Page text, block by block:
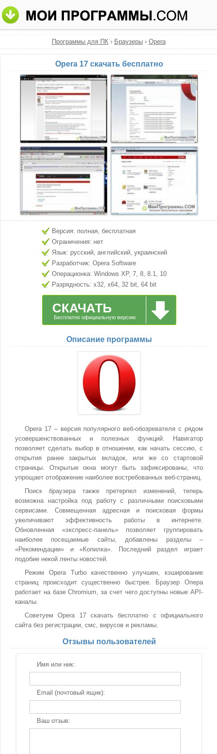
Программы для ПК› Браузеры› Opera
Opera 17 скачать бесплатно
Версия: полная, бесплатная
Ограничения: нет
Язык: русский, английский, украинский
Разработчик: Opera Software
Операционка: Windows XP, 7, 8, 8.1, 10
Разрядность: x32, x64, 32 bit, 64 bit
СКАЧАТЬ
Бесплатно официальную версию
Описание программы
Opera 17 – версия популярного веб-обозревателя с рядом
усовершенствованных и полезных функций. Навигатор
позволяет сделать выбор в отношении, как начать сессию, с
открытия ранее закрытых вкладок, или же со стартовой
страницы. Открытые окна могут быть зафиксированы, что
упрощает отображение наиболее востребованных веб-страниц.
Поиск браузера также претерпел изменений, теперь
возможна настройка под работу с различными поисковыми
сервисами. Совмещенная адресная и поисковая формы
увеличивают эффективность работы в интернете.
Обновленная «экспресс-панель» позволяет группировать
наиболее посещаемые сайты, добавлены разделы –
«Рекомендации» и «Копилка». Последний раздел играет
подобие некой ленты новостей.
Режим Opera Turbo качественно улучшен, кэширование
страниц происходит существенно быстрее. Браузер Опера
работает на базе Chromium, за счет чего доступны новые API-
каналы.
Советуем Opera 17 скачать бесплатно с официального
сайта без регистрации, смс, вирусов и рекламы.
Отзывы пользователей
Имя или ник:
Email (почтовый ящик):
Ваш отзыв: